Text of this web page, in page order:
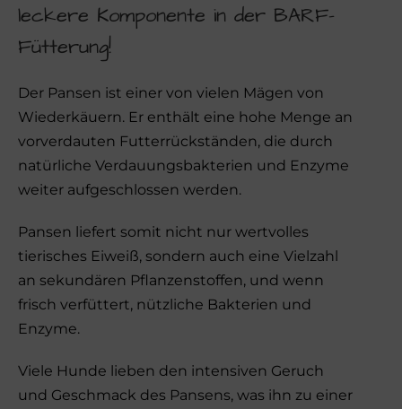
leckere Komponente in der BARF-
Fütterung!
Der Pansen ist einer von vielen Mägen von
Wiederkäuern. Er enthält eine hohe Menge an
vorverdauten Futterrückständen, die durch
natürliche Verdauungsbakterien und Enzyme
weiter aufgeschlossen werden.
Pansen liefert somit nicht nur wertvolles
tierisches Eiweiß, sondern auch eine Vielzahl
an sekundären Pflanzenstoffen, und wenn
frisch verfüttert, nützliche Bakterien und
Enzyme.
Viele Hunde lieben den intensiven Geruch
und Geschmack des Pansens, was ihn zu einer